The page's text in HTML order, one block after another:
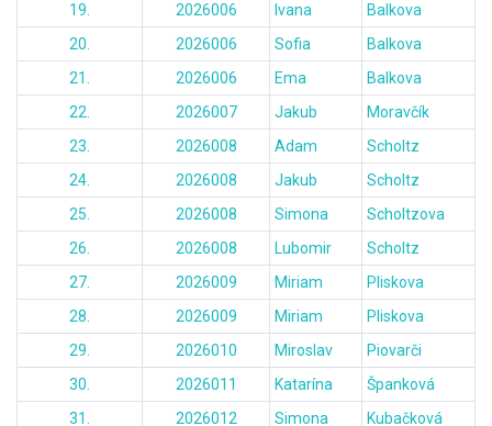
19.
2026006 Ivana
Balkova
20.
2026006 Sofia
Balkova
21.
2026006 Ema
Balkova
22.
2026007 Jakub
Moravčík
23.
2026008 Adam
Scholtz
24.
2026008 Jakub
Scholtz
25.
2026008 Simona
Scholtzova
26.
2026008 Lubomir
Scholtz
27.
2026009 Miriam
Pliskova
28.
2026009 Miriam
Pliskova
29.
2026010 Miroslav
Piovarči
30.
2026011 Katarína
Španková
31.
2026012 Simona
Kubačková